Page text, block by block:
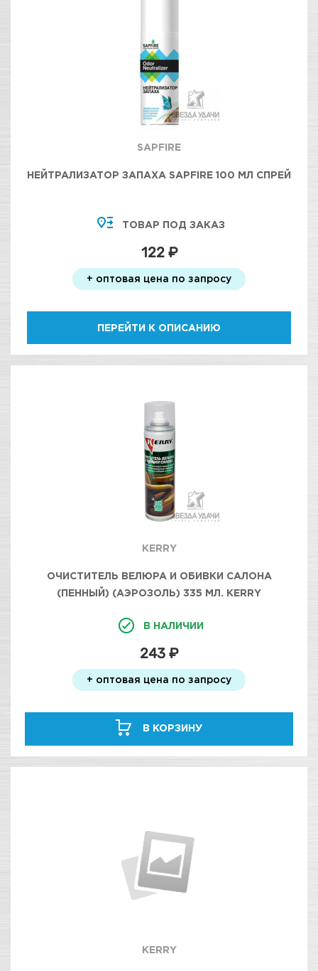
SAPFIRE
НЕЙТРАЛИЗАТОР ЗАПАХА SAPFIRE 100 МЛ СПРЕЙ
ТОВАР ПОД ЗАКАЗ
122 ₽
+ оптовая цена по запросу
ПЕРЕЙТИ К ОПИСАНИЮ
KERRY
ОЧИСТИТЕЛЬ ВЕЛЮРА И ОБИВКИ САЛОНА
(ПЕННЫЙ) (АЭРОЗОЛЬ) 335 МЛ. KERRY
В НАЛИЧИИ
243 ₽
+ оптовая цена по запросу
В КОРЗИНУ
KERRY